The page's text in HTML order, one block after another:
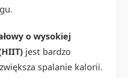
o wysokiej
jest bardzo
spalanie kalorii.